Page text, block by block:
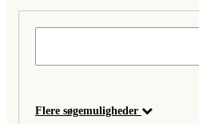
Flere søgemuligheder